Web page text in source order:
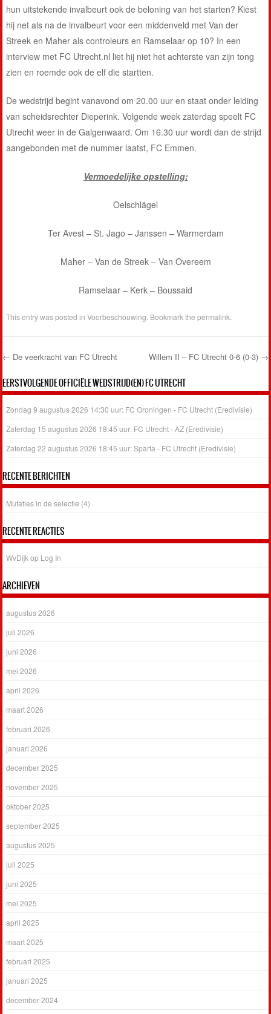
hun uitstekende invalbeurt ook de beloning van het starten? Kiest
hij net als na de invalbeurt voor een middenveld met Van der
Streek en Maher als controleurs en Ramselaar op 10? In een
interview met FC Utrecht.nl liet hij niet het achterste van zijn tong
zien en roemde ook de elf die startten.
De wedstrijd begint vanavond om 20.00 uur en staat onder leiding
van scheidsrechter Dieperink. Volgende week zaterdag speelt FC
Utrecht weer in de Galgenwaard. Om 16.30 uur wordt dan de strijd
aangebonden met de nummer laatst, FC Emmen.
Vermoedelijke opstelling:
Oelschlägel
Ter Avest – St. Jago – Janssen – Warmerdam
Maher – Van de Streek – Van Overeem
Ramselaar – Kerk – Boussaid
This entry was posted inVoorbeschouwing . Bookmark thepermalink
Post navigation
← De veerkracht van FC Utrecht Willem II – FC Utrecht 0-6 (0-3) →
EERSTVOLGENDE OFFICIËLE WEDSTRIJD(EN) FC UTRECHT
Zondag 9 augustus 2026 14:30 uur: FC Groningen - FC Utrecht (Eredivisie)
Zaterdag 15 augustus 2026 18:45 uur: FC Utrecht - AZ (Eredivisie)
Zaterdag 22 augustus 2026 18:45 uur: Sparta - FC Utrecht (Eredivisie)
RECENTE BERICHTEN
Mutaties in de selectie (4)
RECENTE REACTIES
WvDijk op Log In
ARCHIEVEN
augustus 2026
juli 2026
juni 2026
mei 2026
april 2026
maart 2026
februari 2026
januari 2026
december 2025
november 2025
oktober 2025
september 2025
augustus 2025
juli 2025
juni 2025
mei 2025
april 2025
maart 2025
februari 2025
januari 2025
december 2024